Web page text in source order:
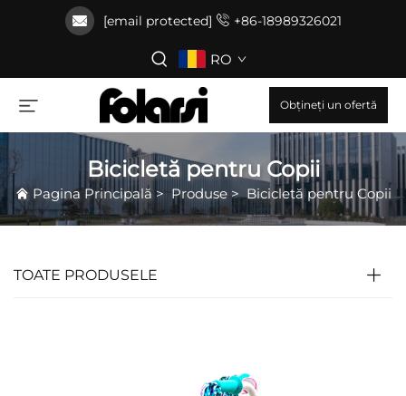
[email protected] +86-18989326021
RO
Obțineți un ofertă
Bicicletă pentru Copii
Pagina Principală > Produse>Bicicletă pentru Copii
TOATE PRODUSELE